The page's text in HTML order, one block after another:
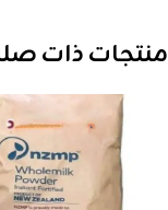
منتجات ذات